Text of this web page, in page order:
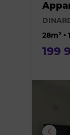
28m² •
199